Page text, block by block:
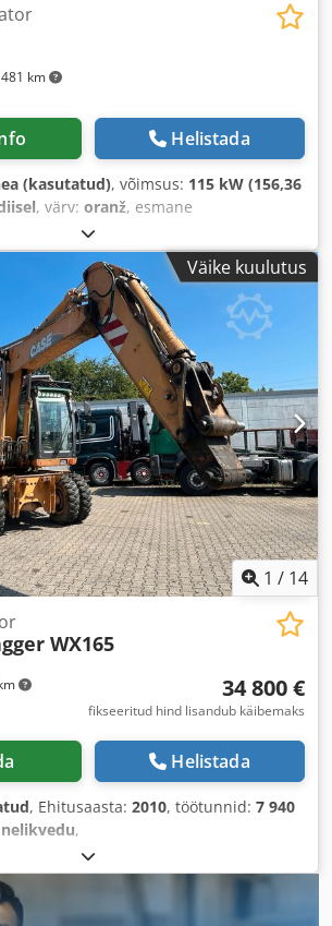
km
Helistada
(kasutatud), võimsus: 115 kW (156,36
, värv: oranž, esmane
, Ehitusaasta:
Väike kuulutus
1 / 14
WX165
34 800 €
fikseeritud hind lisandub käibemaks
Helistada
, Ehitusaasta: 2010, töötunnid: 7 940
nelikvedu,